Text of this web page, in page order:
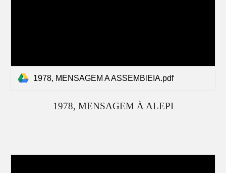
1978, MENSAGEM A ASSEMBlEIA.pdf
1978, MENSAGEM À ALEPI